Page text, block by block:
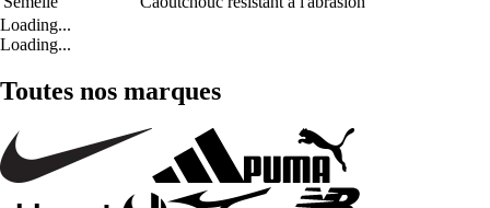
Loading...
Loading...
Toutes nos marques